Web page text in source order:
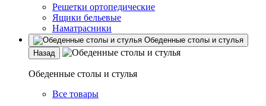
Решетки ортопедические
Ящики бельевые
Наматрасники
Обеденные столы и стулья
Назад
Обеденные столы и стулья
Все товары